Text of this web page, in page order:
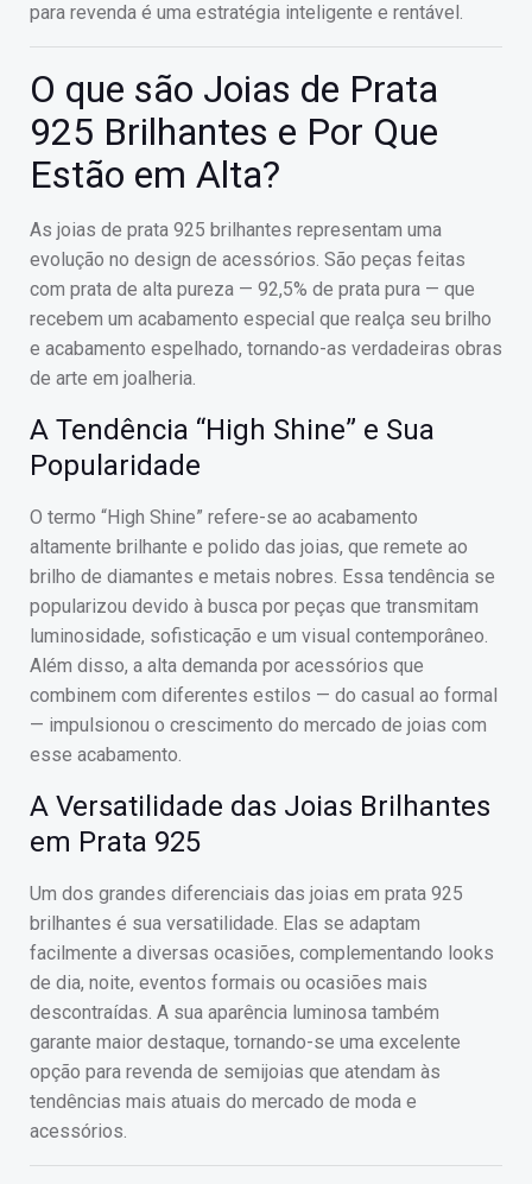
para revenda é uma estratégia inteligente e rentável.
O que são Joias de Prata
925 Brilhantes e Por Que
Estão em Alta?
As joias de prata 925 brilhantes representam uma
evolução no design de acessórios. São peças feitas
com prata de alta pureza — 92,5% de prata pura — que
recebem um acabamento especial que realça seu brilho
e acabamento espelhado, tornando-as verdadeiras obras
de arte em joalheria.
A Tendência “High Shine” e Sua
Popularidade
O termo “High Shine” refere-se ao acabamento
altamente brilhante e polido das joias, que remete ao
brilho de diamantes e metais nobres. Essa tendência se
popularizou devido à busca por peças que transmitam
luminosidade, sofisticação e um visual contemporâneo.
Além disso, a alta demanda por acessórios que
combinem com diferentes estilos — do casual ao formal
— impulsionou o crescimento do mercado de joias com
esse acabamento.
A Versatilidade das Joias Brilhantes
em Prata 925
Um dos grandes diferenciais das joias em prata 925
brilhantes é sua versatilidade. Elas se adaptam
facilmente a diversas ocasiões, complementando looks
de dia, noite, eventos formais ou ocasiões mais
descontraídas. A sua aparência luminosa também
garante maior destaque, tornando-se uma excelente
opção para revenda de semijoias que atendam às
tendências mais atuais do mercado de moda e
acessórios.